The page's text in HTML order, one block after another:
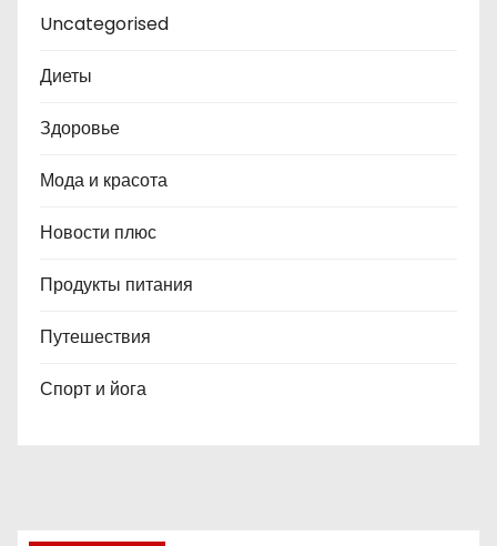
Uncategorised
Диеты
Здоровье
Мода и красота
Новости плюс
Продукты питания
Путешествия
Спорт и йога